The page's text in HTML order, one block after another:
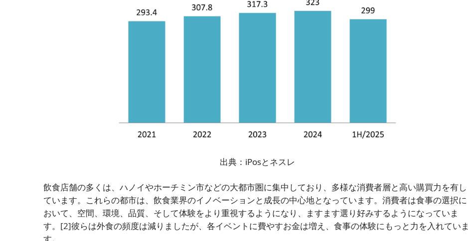
出典：iPosとネスレ
飲食店舗の多くは、ハノイやホーチミン市などの大都市圏に集中しており、多様な消費者層と高い購買力を有し
ています。これらの都市は、飲食業界のイノベーションと成長の中心地となっています。消費者は食事の選択に
おいて、空間、環境、品質、そして体験をより重視するようになり、ますます選り好みするようになっていま
す。 [2]彼らは外食の頻度は減りましたが、各イベントに費やすお金は増え、食事の体験にもっと力を入れていま